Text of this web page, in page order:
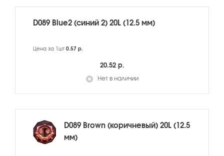
D089 Blue2 (синий 2) 20L (12.5 мм)
Цена за 1шт 0.57 р.
20.52 р.
Нет в наличии
D089 Brown (коричневый) 20L (12.5
мм)